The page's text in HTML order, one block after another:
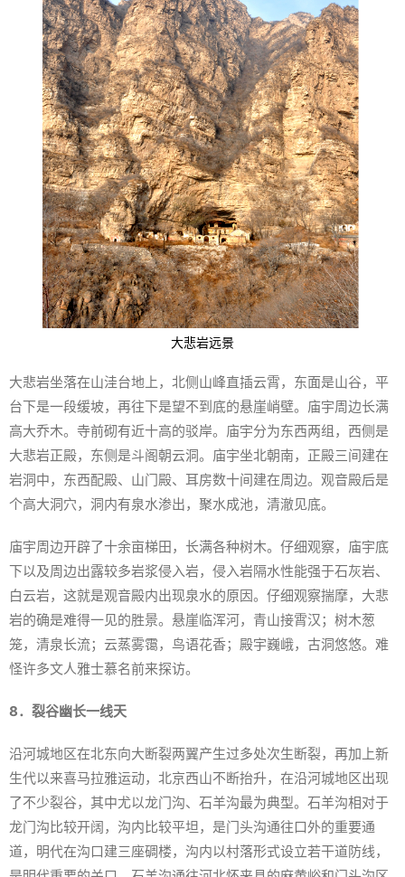
大悲岩远景
大悲岩坐落在山洼台地上，北侧山峰直插云霄，东面是山谷，平
台下是一段缓坡，再往下是望不到底的悬崖峭壁。庙宇周边长满
高大乔木。寺前砌有近十高的驳岸。庙宇分为东西两组，西侧是
大悲岩正殿，东侧是斗阁朝云洞。庙宇坐北朝南，正殿三间建在
岩洞中，东西配殿、山门殿、耳房数十间建在周边。观音殿后是
个高大洞穴，洞内有泉水渗出，聚水成池，清澈见底。
庙宇周边开辟了十余亩梯田，长满各种树木。仔细观察，庙宇底
下以及周边出露较多岩浆侵入岩，侵入岩隔水性能强于石灰岩、
白云岩，这就是观音殿内出现泉水的原因。仔细观察揣摩，大悲
岩的确是难得一见的胜景。悬崖临浑河，青山接霄汉；树木葱
笼，清泉长流；云蒸雾霭，鸟语花香；殿宇巍峨，古洞悠悠。难
怪许多文人雅士慕名前来探访。
8．裂谷幽长一线天
沿河城地区在北东向大断裂两翼产生过多处次生断裂，再加上新
生代以来喜马拉雅运动，北京西山不断抬升，在沿河城地区出现
了不少裂谷，其中尤以龙门沟、石羊沟最为典型。石羊沟相对于
龙门沟比较开阔，沟内比较平坦，是门头沟通往口外的重要通
道，明代在沟口建三座碉楼，沟内以村落形式设立若干道防线，